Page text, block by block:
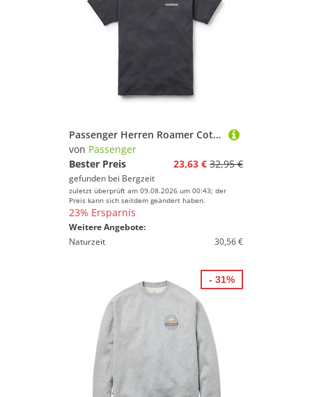
Passenger Herren Roamer Cotton T-Shirt
von Passenger
Bester Preis
23,63 € 32,95 €
gefunden bei Bergzeit
zuletzt überprüft am 09.08.2026 um 00:43; der
Preis kann sich seitdem geändert haben.
23% Ersparnis
Weitere Angebote:
Naturzeit
30,56 €
- 31%